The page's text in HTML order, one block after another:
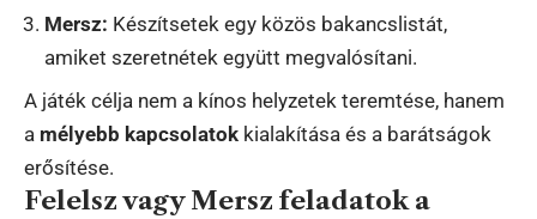
Mersz: Készítsetek egy közös bakancslistát,
amiket szeretnétek együtt megvalósítani.
A játék célja nem a kínos helyzetek teremtése, hanem
a mélyebb kapcsolatok kialakítása és a barátságok
erősítése.
Felelsz vagy Mersz feladatok a